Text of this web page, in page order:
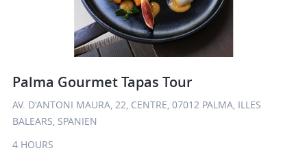
Palma Gourmet Tapas Tour
AV. D'ANTONI MAURA, 22, CENTRE, 07012 PALMA, ILLES
BALEARS, SPANIEN
4 HOURS